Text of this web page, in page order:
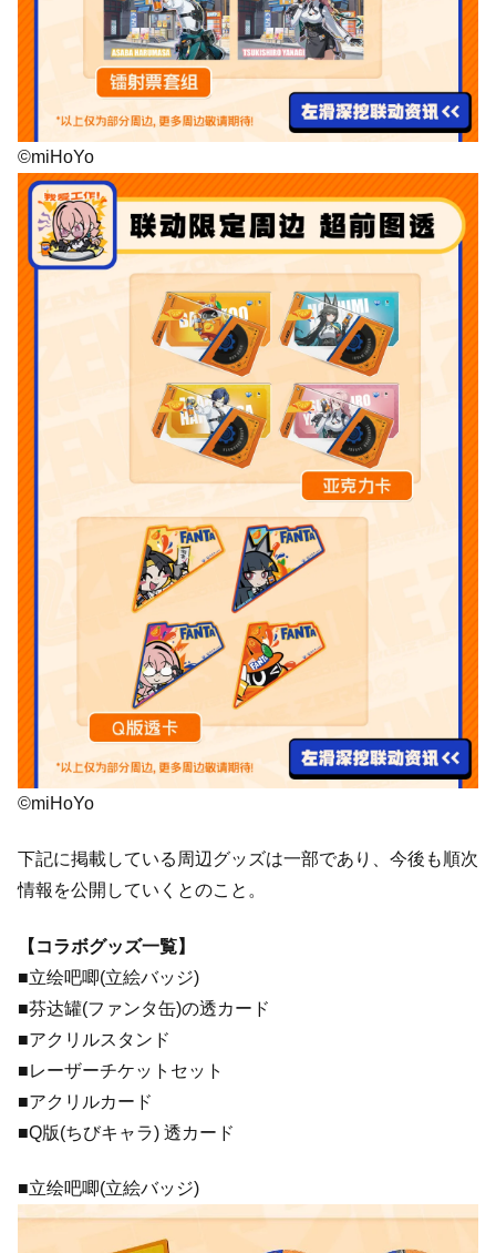
©miHoYo
©miHoYo
下記に掲載している周辺グッズは一部であり、今後も順次
情報を公開していくとのこと。
【コラボグッズ一覧】
■立绘吧唧(立絵バッジ)
■芬达罐(ファンタ缶)の透カード
■アクリルスタンド
■レーザーチケットセット
■アクリルカード
■Q版(ちびキャラ) 透カード
■立绘吧唧(立絵バッジ)